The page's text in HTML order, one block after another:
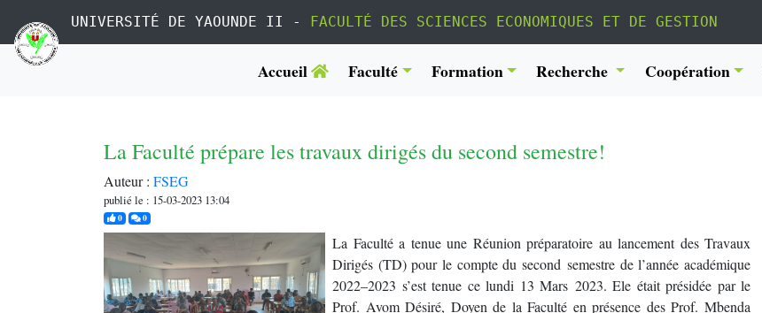
UNIVERSITÉ DE YAOUNDE II - FACULTÉ DES SCIENCES ECONOMIQUES ET DE GESTION
Accueil Faculté Formation Recherche Coopération
La Faculté prépare les travaux dirigés du second semestre!
Auteur : FSEG
publié le : 15-03-2023 13:04
0j'aime0commentaires
La Faculté a tenue une Réunion préparatoire au lancement des Travaux
Dirigés (TD) pour le compte du second semestre de l’année académique
2022–2023 s’est tenue ce lundi 13 Mars 2023. Ele était présidée par le
Prof. Avom Désiré, Doyen de la Faculté en présence des Prof. Mbenda